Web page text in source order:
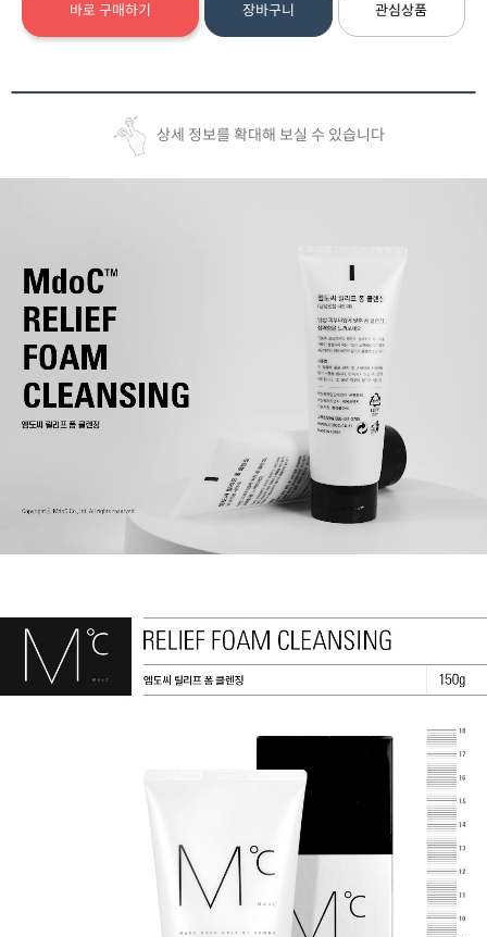
바로 구매하기 장바구니 관심상품
상세 정보를 확대해 보실 수 있습니다